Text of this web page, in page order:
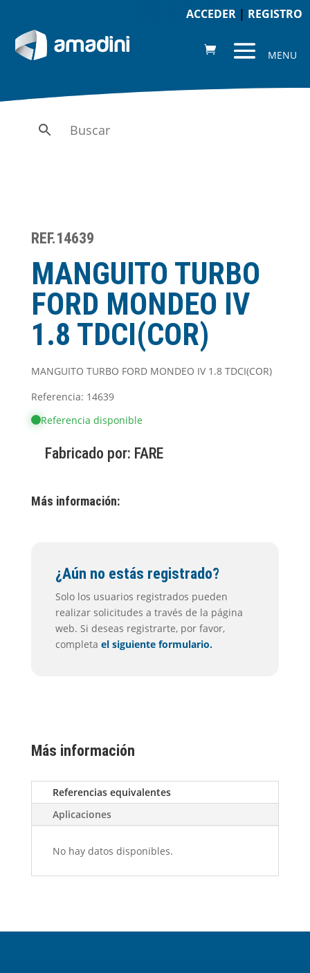
ACCEDER| REGISTRO
REF.14639
MANGUITO TURBO
FORD MONDEO IV
1.8 TDCI(COR)
MANGUITO TURBO FORD MONDEO IV 1.8 TDCI(COR)
Referencia: 14639
Referencia disponible
Fabricado por: FARE
Más información:
¿Aún no estás registrado?
Solo los usuarios registrados pueden
realizar solicitudes a través de la página
web. Si deseas registrarte, por favor,
completa el siguiente formulario.
Más información
Referencias equivalentes
Aplicaciones
No hay datos disponibles.